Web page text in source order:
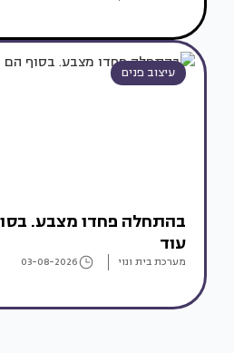
עיצוב פנים
בהתחלה פחדו מצבע.
עוד
מערכת בית ונוי 03-08-2026